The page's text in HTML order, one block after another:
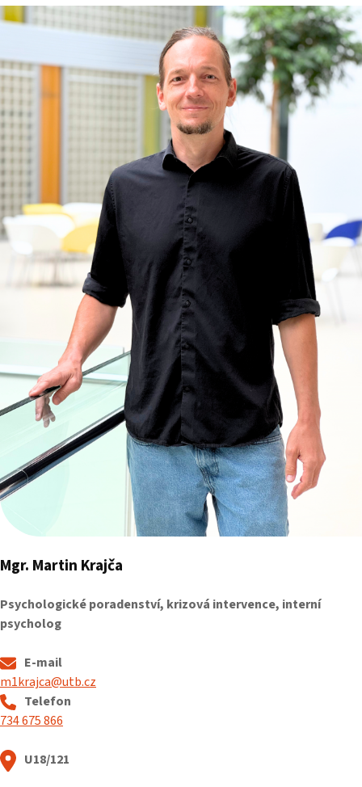
Mgr. Martin Krajča
Psychologické poradenství, krizová intervence, interní
psycholog
E-mail
m1krajca@utb.cz
Telefon
734 675 866
U18/121